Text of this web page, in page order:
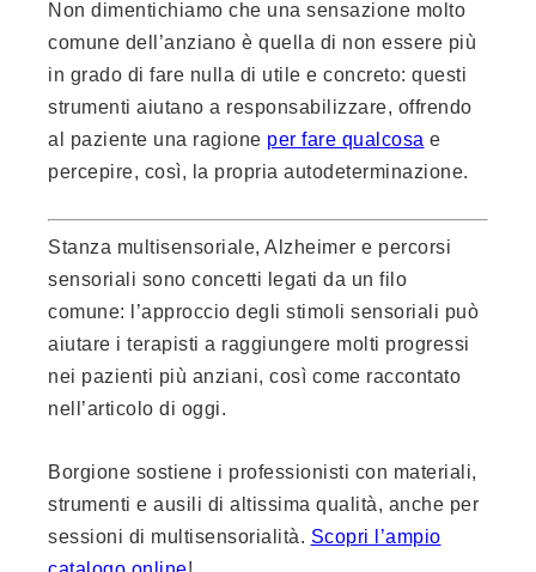
Non dimentichiamo che una sensazione molto
comune dell’anziano è quella di non essere più
in grado di fare nulla di utile e concreto: questi
strumenti aiutano a responsabilizzare, offrendo
al paziente una ragione per fare qualcosa e
percepire, così, la propria autodeterminazione.
Stanza multisensoriale, Alzheimer e percorsi
sensoriali sono concetti legati da un filo
comune: l’approccio degli stimoli sensoriali può
aiutare i terapisti a raggiungere molti progressi
nei pazienti più anziani, così come raccontato
nell’articolo di oggi.
Borgione sostiene i professionisti con materiali,
strumenti e ausili di altissima qualità, anche per
sessioni di multisensorialità. Scopri l’ampio